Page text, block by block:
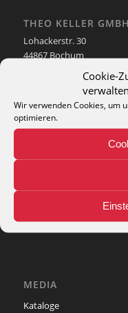
Cookie-
verwalten
Wir verwenden Cookies, um
optimieren.
THEO KELLER GMBH
Lohackerstr. 30
44867 Bochum
phone: + 49 (2327) 3083 -
info@theko-
INFO
MEDIA
Kataloge